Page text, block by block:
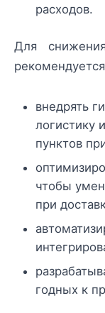
расходов.
Для
внедрять
логистику
пунктов
чтобы
при
годных к